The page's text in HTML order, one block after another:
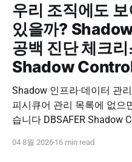
우리 조직에도 보
있을까?
공백 진단 체크
Shadow
Shadow 인프라·데이터 관
피시큐어 관리 목록에 없으면 보호 정책도 적용하기 어렵
습니다 DBSAFER Shadow Control은 내부 인프라와 데이
나의 보안 운영 흐름으로 제공합니다.
04 8월 2026 16 min read